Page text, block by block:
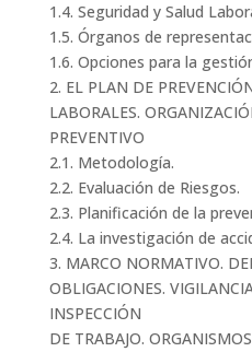
1.4. Seguridad y Salud
1.5. Órganos de
1.6. Opciones para la
2. EL PLAN DE
LABORALES.
PREVENTIVO
2.1. Metodología.
2.2. Evaluación de Riesgos.
2.3. Planificación de la
2.4. La investigación de
3. MARCO NORMATIVO.
OBLIGACIONES.
INSPECCIÓN
DE TRABAJO.